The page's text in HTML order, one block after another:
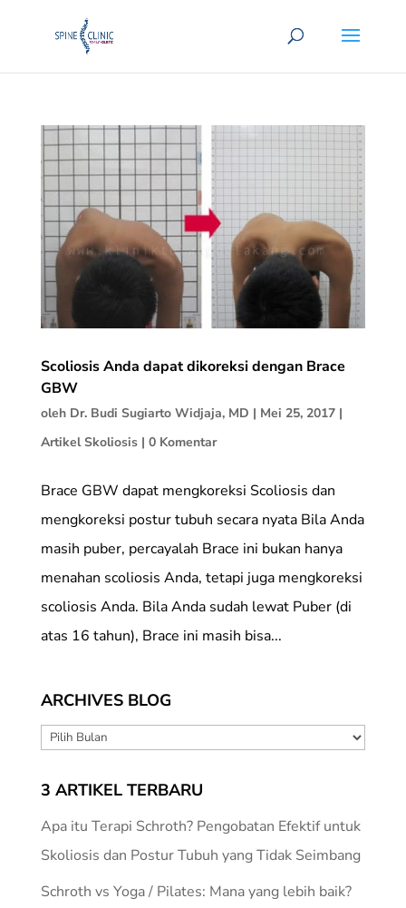
Scoliosis Anda dapat dikoreksi dengan Brace
GBW
oleh Dr. Budi Sugiarto Widjaja, MD | Mei 25, 2017|
Artikel Skoliosis| 0 Komentar
Brace GBW dapat mengkoreksi Scoliosis dan
mengkoreksi postur tubuh secara nyata Bila Anda
masih puber, percayalah Brace ini bukan hanya
menahan scoliosis Anda, tetapi juga mengkoreksi
scoliosis Anda. Bila Anda sudah lewat Puber (di
atas 16 tahun), Brace ini masih bisa...
ARCHIVES BLOG
ARCHIVES
3 ARTIKEL TERBARU
Apa itu Terapi Schroth? Pengobatan Efektif untuk
Skoliosis dan Postur Tubuh yang Tidak Seimbang
Schroth vs Yoga / Pilates: Mana yang lebih baik?